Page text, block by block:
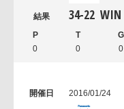
34-22 WIN
0 0 0
2016/01/24